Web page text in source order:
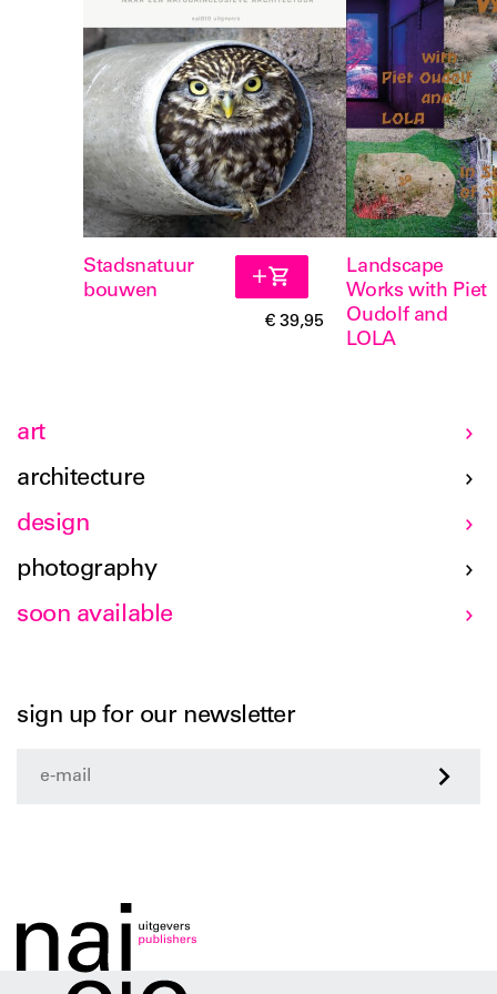
Stadsnatuur
bouwen
€ 39,95
Landscape
Works with Piet
Oudolf and
LOLA
art
architecture
design
photography
soon available
sign up for our newsletter